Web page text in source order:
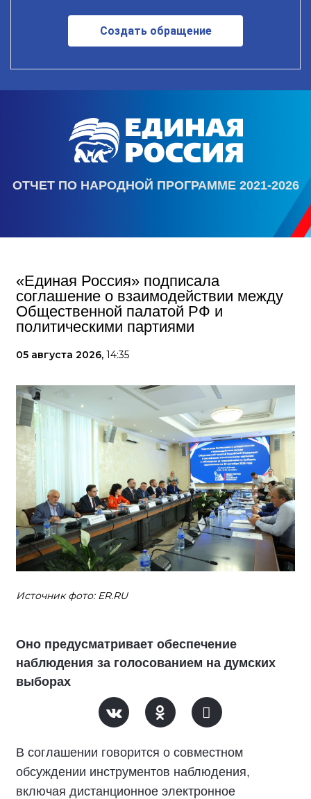
Создать обращение
ОТЧЕТ ПО НАРОДНОЙ ПРОГРАММЕ 2021-2026
«Единая Россия» подписала
соглашение о взаимодействии между
Общественной палатой РФ и
политическими партиями
05 августа 2026, 14:35
Источник фото: ER.RU
Оно предусматривает обеспечение
наблюдения за голосованием на думских
выборах
В соглашении говорится о совместном
обсуждении инструментов наблюдения,
включая дистанционное электронное